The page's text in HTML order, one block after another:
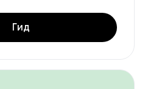
Гид